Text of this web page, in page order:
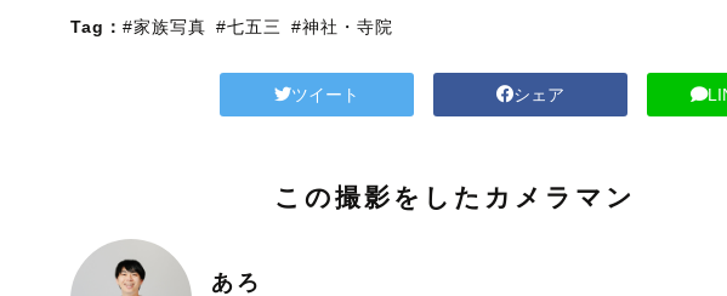
Tag： #家族写真 #七五三 #神社・寺院
ツイート シェア
この撮影をしたカメラマン
あろ